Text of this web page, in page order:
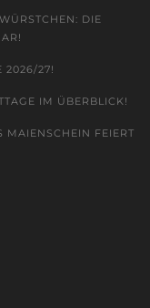
DIE AB
2026/27!
IM ÜBERBLICK!
MAIENSCHEIN FEIERT